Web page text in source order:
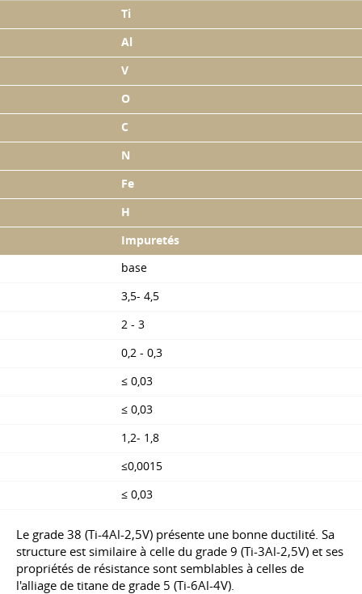
Ti
Al
V
O
C
N
Fe
H
Impuretés
base
3,5- 4,5
2 - 3
0,2 - 0,3
≤ 0,03
≤ 0,03
1,2- 1,8
≤0,0015
≤ 0,03
Le grade 38 (Ti-4Al-2,5V) présente une bonne ductilité. Sa
structure est similaire à celle du grade 9 (Ti-3Al-2,5V) et ses
propriétés de résistance sont semblables à celles de
l'alliage de titane de grade 5 (Ti-6Al-4V).